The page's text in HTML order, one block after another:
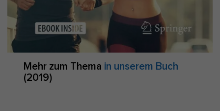
Mehr zum Thema in unserem Buch
(2019)